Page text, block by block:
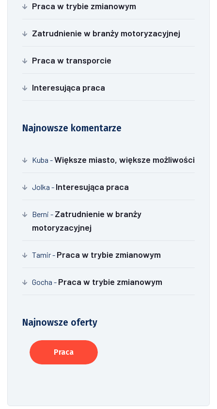
Praca w trybie zmianowym
Zatrudnienie w branży motoryzacyjnej
Praca w transporcie
Interesująca praca
Najnowsze komentarze
Kuba -Większe miasto, większe możliwości
Jolka - Interesująca praca
Berni - Zatrudnienie w branży
motoryzacyjnej
Tamir- Praca w trybie zmianowym
Gocha - Praca w trybie zmianowym
Najnowsze oferty
Praca